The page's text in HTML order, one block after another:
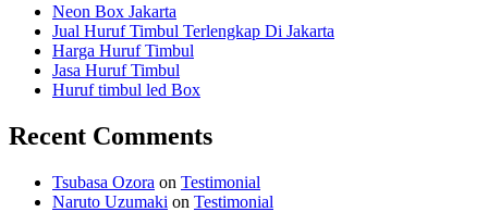
Neon Box Jakarta
Jual Huruf Timbul Terlengkap Di Jakarta
Harga Huruf Timbul
Jasa Huruf Timbul
Huruf timbul led Box
Recent Comments
Tsubasa Ozora on Testimonial
Naruto Uzumaki on Testimonial